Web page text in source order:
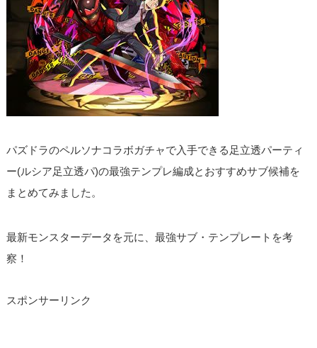
パズドラのペルソナコラボガチャで入手できる足立透パーティ
ー(ルシア足立透パ)の最強テンプレ編成とおすすめサブ候補を
まとめてみました。
最新モンスターデータを元に、最強サブ・テンプレートを考
察！
スポンサーリンク